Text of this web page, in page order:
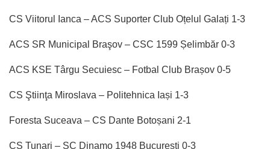
CS Viitorul Ianca – ACS Suporter Club Oțelul Galați 1-3
ACS SR Municipal Braşov – CSC 1599 Șelimbăr 0-3
ACS KSE Târgu Secuiesc – Fotbal Club Brașov 0-5
CS Ştiinţa Miroslava – Politehnica Iași 1-3
Foresta Suceava – CS Dante Botoșani 2-1
CS Tunari – SC Dinamo 1948 București 0-3